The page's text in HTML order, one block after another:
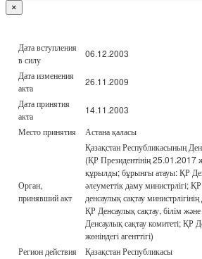
×
Дата вступления
в силу
06.12.2003
Дата изменения
акта
26.11.2009
Дата принятия
акта
14.11.2003
Место принятия
Астана қаласы
Орган,
принявший акт
Қазақстан Республикасының
(ҚР Президентінің
құрылды; бұрынғы атауы: ҚР
әлеуметтік даму министрлігі;
денсаулық сақтау
ҚР Денсаулық сақтау, білім және
Денсаулық сақтау комитеті; ҚР
жөніндегі агенттігі)
Регион действия
Қазақстан Республикасы